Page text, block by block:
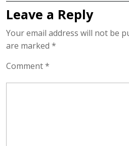
Leave a Reply
Your email address will not be
are marked *
Comment*